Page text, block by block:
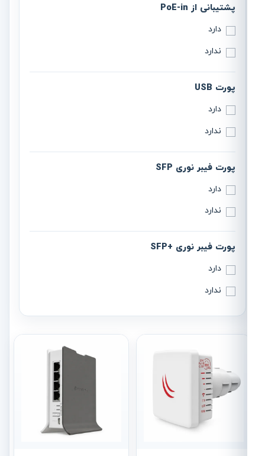
پشتیبانی از PoE-in
دارد
ندارد
پورت USB
دارد
ندارد
پورت فیبر نوری SFP
دارد
ندارد
پورت فیبر نوری +SFP
دارد
ندارد